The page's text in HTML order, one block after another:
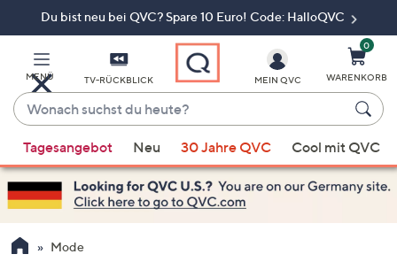
Du bist neu bei QVC? Spare 10 Euro! Code: HalloQVC
MENÜ TV-RÜCKBLICK
Wonach
suchst
du
heute?
Vorschläge
verfügbar
sind,
verwenden
Sie
MEIN QVC
0
WARENKORB
Tagesangebot Neu 30 Jahre QVC Cool mit QVC
Mode